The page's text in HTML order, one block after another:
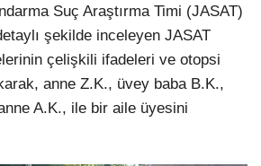
Suç Araştırma Timi (JASAT)
şekilde inceleyen JASAT
çelişkili ifadeleri ve otopsi
anne Z.K., üvey baba B.K.,
A.K., ile bir aile üyesini